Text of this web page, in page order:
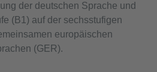
der deutschen Sprache und
(B1) auf der sechsstufigen
europäischen
(GER).